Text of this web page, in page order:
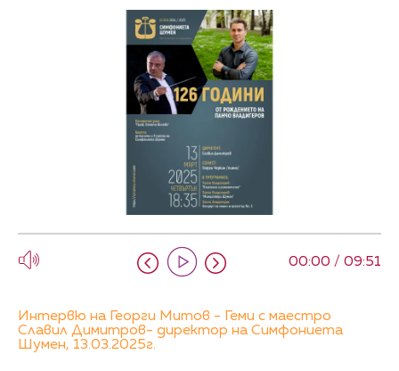
00:00 / 09:51
Интервю на Георги Митов - Геми с маестро
Славил Димитров- директор на Симфониета
Шумен, 13.03.2025г.